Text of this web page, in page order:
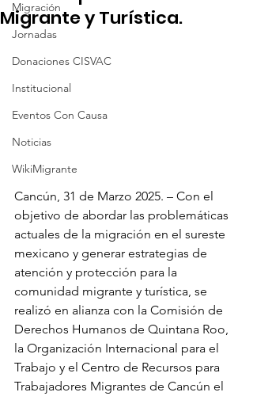
Migración
Jornadas
Donaciones CISVAC
Institucional
Eventos Con Causa
Noticias
WikiMigrante
Migrante y Turística.
Cancún, 31 de Marzo 2025. – Con el
objetivo de abordar las problemáticas
actuales de la migración en el sureste
mexicano y generar estrategias de
atención y protección para la
comunidad migrante y turística, se
realizó en alianza con la Comisión de
Derechos Humanos de Quintana Roo,
la Organización Internacional para el
Trabajo y el Centro de Recursos para
Trabajadores Migrantes de Cancún el